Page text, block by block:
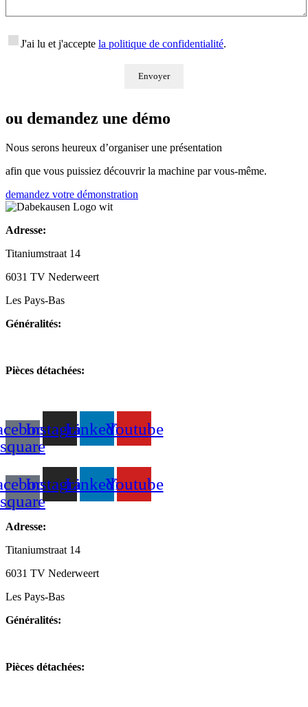
J'ai lu et j'accepte la politique de confidentialité.
ou demandez une démo
Nous serons heureux d’organiser une présentation
afin que vous puissiez découvrir la machine par vous-même.
demandez votre démonstration
Adresse:
Titaniumstraat 14
6031 TV Nederweert
Les Pays-Bas
Généralités:
Pièces détachées:
square
InstagramLinkedinYoutube
square
InstagramLinkedinYoutube
Adresse:
Titaniumstraat 14
6031 TV Nederweert
Les Pays-Bas
Généralités:
Pièces détachées: